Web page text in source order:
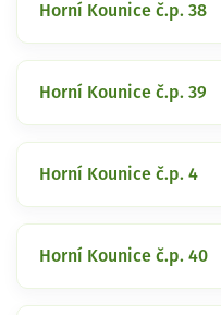
Horní Kounice č.p. 38
Horní Kounice č.p. 39
Horní Kounice č.p. 4
Horní Kounice č.p. 40